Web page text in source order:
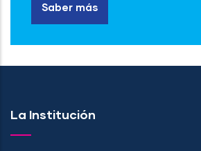
Saber más
La Institución